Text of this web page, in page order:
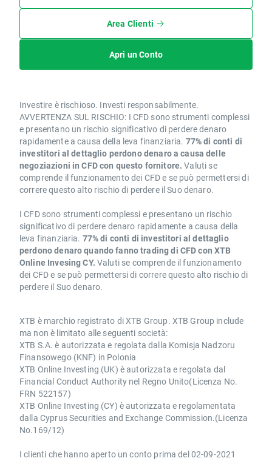
Area Clienti
Apri un Conto
Investire è rischioso. Investi responsabilmente.
AVVERTENZA SUL RISCHIO: I CFD sono strumenti complessi
e presentano un rischio significativo di perdere denaro
rapidamente a causa della leva finanziaria. 77% di conti di
investitori al dettaglio perdono denaro a causa delle
negoziazioni in CFD con questo fornitore. Valuti se
comprende il funzionamento dei CFD e se può permettersi di
correre questo alto rischio di perdere il Suo denaro.
I CFD sono strumenti complessi e presentano un rischio
significativo di perdere denaro rapidamente a causa della
leva finanziaria. 77% di conti di investitori al dettaglio
perdono denaro quando fanno trading di CFD con XTB
Online Invesing CY. Valuti se comprende il funzionamento
dei CFD e se può permettersi di correre questo alto rischio di
perdere il Suo denaro.
XTB è marchio registrato di XTB Group. XTB Group include
ma non è limitato alle seguenti società:
XTB S.A. è autorizzata e regolata dalla Komisja Nadzoru
Finansowego (KNF) in Polonia
XTB Online Investing (UK) è autorizzata e regolata dal
Financial Conduct Authority nel Regno Unito(Licenza No.
FRN 522157)
XTB Online Investing (CY) è autorizzata e regolamentata
dalla Cyprus Securities and Exchange Commission.(Licenza
No.169/12)
I clienti che hanno aperto un conto prima del 02-09-2021